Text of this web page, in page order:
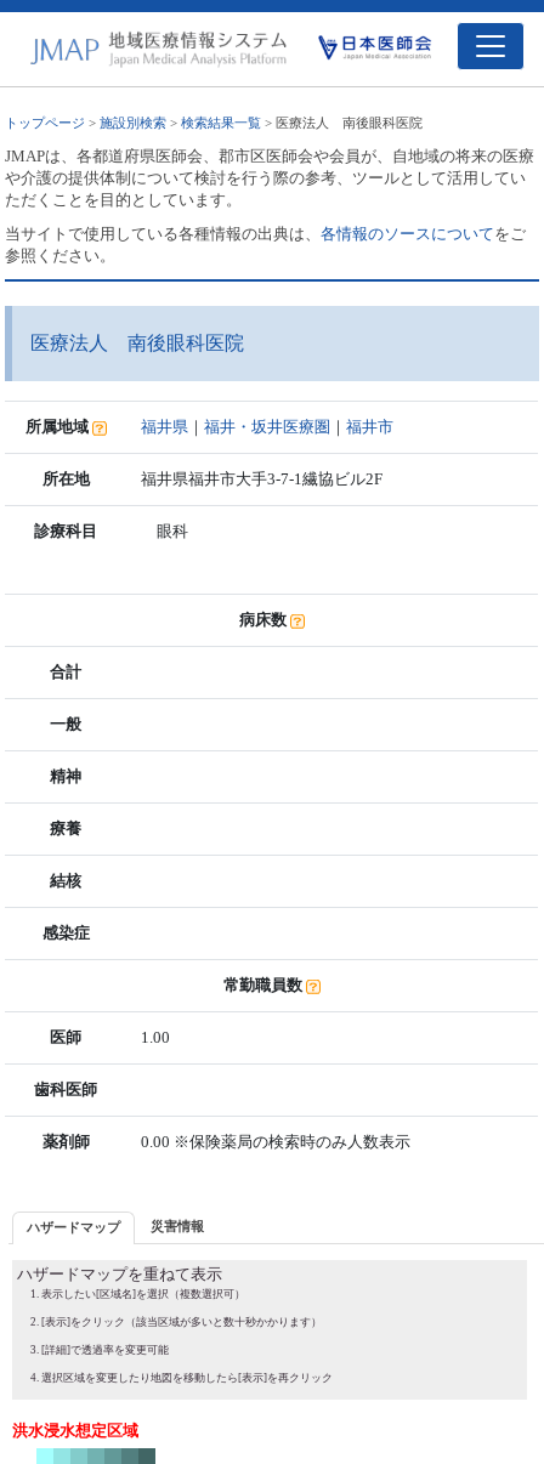
トップページ >施設別検索 >検索結果一覧 > 医療法人 南後眼科医院
JMAPは、各都道府県医師会、郡市区医師会や会員が、自地域の将来の医療
や介護の提供体制について検討を行う際の参考、ツールとして活用してい
ただくことを目的としています。
当サイトで使用している各種情報の出典は、各情報のソースについてをご
参照ください。
医療法人 南後眼科医院
所属地域 福井県 ｜福井・坂井医療圏 ｜福井市
所在地 福井県福井市大手3-7-1繊協ビル2F
診療科目 眼科
病床数
合計
一般
精神
療養
結核
感染症
常勤職員数
医師 1.00
歯科医師
薬剤師 0.00 ※保険薬局の検索時のみ人数表示
ハザードマップ 災害情報
ハザードマップを重ねて表示
表示したい[区域名]を選択（複数選択可）
[表示]をクリック（該当区域が多いと数十秒かかります）
[詳細]で透過率を変更可能
選択区域を変更したり地図を移動したら[表示]を再クリック
洪水浸水想定区域